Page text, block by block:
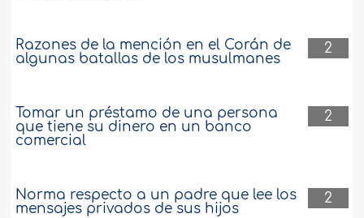
2
Razones de la mención en el Corán de
algunas batallas de los musulmanes
2
Tomar un préstamo de una persona
que tiene su dinero en un banco
comercial
2
Norma respecto a un padre que lee los
mensajes privados de sus hijos